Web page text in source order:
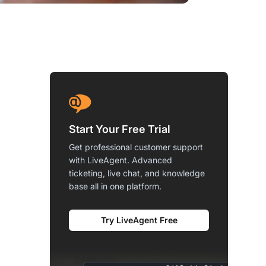
Start Your Free Trial
Get professional customer support
with LiveAgent. Advanced
ticketing, live chat, and knowledge
base all in one platform.
Try LiveAgent Free